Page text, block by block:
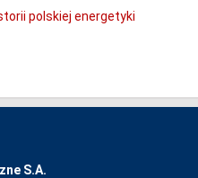
polskiej energetyki
S.A.